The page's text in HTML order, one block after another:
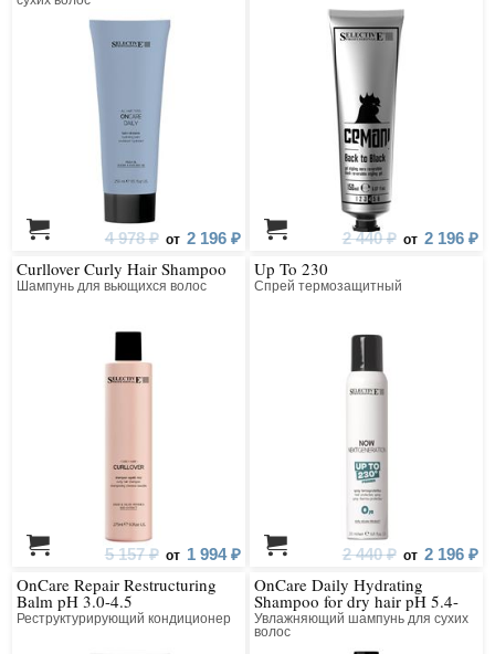
4 978 ₽ от 2 196 ₽ 2 440 ₽ от 2 196 ₽
Curllover Curly Hair Shampoo
Шампунь для вьющихся волос
5 157 ₽ от 1 994 ₽
Up To 230
Спрей термозащитный
2 440 ₽ от 2 196 ₽
OnCare Repair Restructuring
Balm pH 3.0-4.5
Реструктурирующий кондиционер
OnCare Daily Hydrating
Shampoo for dry hair pH 5.4-
5.75
Увлажняющий шампунь для сухих
волос